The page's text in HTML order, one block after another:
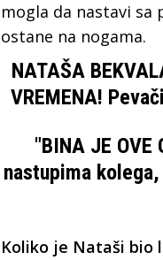
mogla da nastavi sa
ostane na nogama.
NATAŠA
VREMENA!
"BINA JE OVE
nastupima
Koliko je Nataši bio